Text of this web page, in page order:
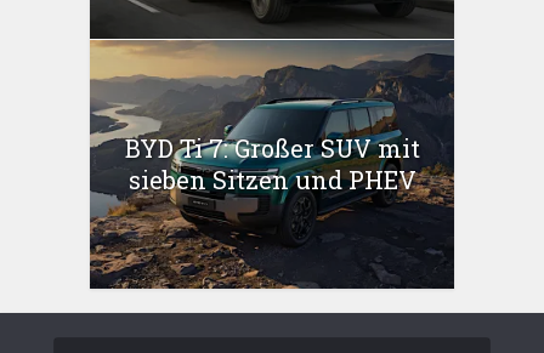
BYD Ti 7: Großer SUV mit
sieben Sitzen und PHEV